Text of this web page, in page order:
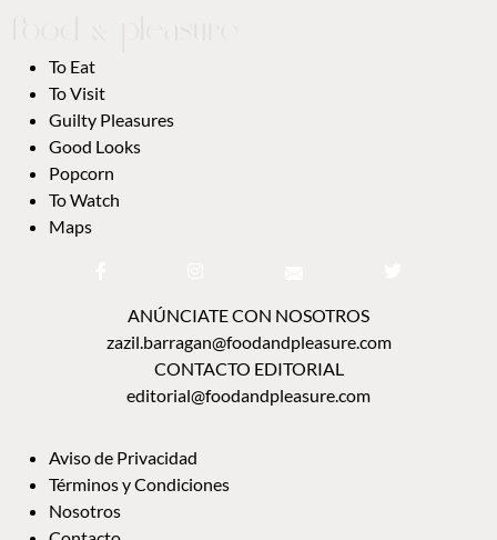
To Eat
To Visit
Guilty Pleasures
Good Looks
Popcorn
To Watch
Maps
ANÚNCIATE CON NOSOTROS
zazil.barragan@foodandpleasure.com
CONTACTO EDITORIAL
editorial@foodandpleasure.com
Aviso de Privacidad
Términos y Condiciones
Nosotros